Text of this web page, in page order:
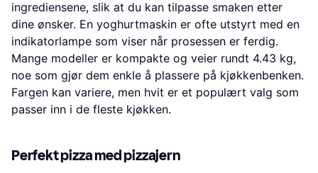
ingrediensene, slik at du kan tilpasse smaken etter
dine ønsker. En yoghurtmaskin er ofte utstyrt med en
indikatorlampe som viser når prosessen er ferdig.
Mange modeller er kompakte og veier rundt 4.43 kg,
noe som gjør dem enkle å plassere på kjøkkenbenken.
Fargen kan variere, men hvit er et populært valg som
passer inn i de fleste kjøkken.
Perfekt pizza med pizzajern